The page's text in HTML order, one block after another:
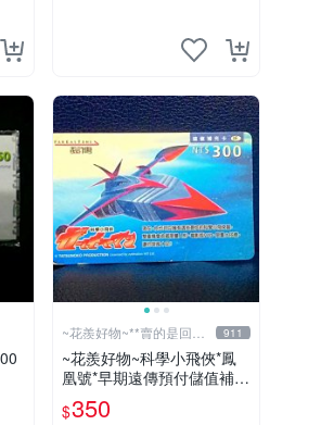
~花羨好物~**賣的是回憶 911
~花羨好物~科學小飛俠*鳳
凰號*早期遠傳預付儲值補充
卡一609
$350